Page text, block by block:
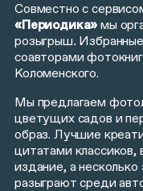
Совместно с
«Периодика» мы
розыгрыш.
соавторами
Коломенского.
Мы предлагаем
цветущих садов и
образ. Лучшие
цитатами классиков,
издание, а
разыграют среди